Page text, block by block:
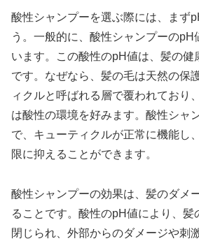
酸性シャンプーを選ぶ際には、まず
う。一般的に、酸性シャンプーのpH
います。この酸性のpH値は、髪の健
です。なぜなら、髪の毛は天然の保
ィクルと呼ばれる層で覆われており
は酸性の環境を好みます。酸性シャ
で、キューティクルが正常に機能し
限に抑えることができます。
酸性シャンプーの効果は、髪のダメ
ることです。酸性のpH値により、髪
閉じられ、外部からのダメージや刺